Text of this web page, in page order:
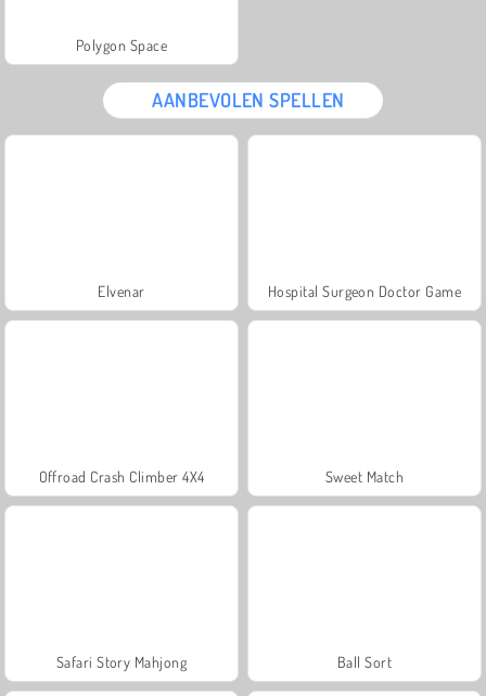
Polygon Space
AANBEVOLEN SPELLEN
Elvenar Hospital Surgeon Doctor Game
Offroad Crash Climber 4X4 Sweet Match
Safari Story Mahjong Ball Sort